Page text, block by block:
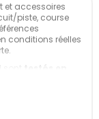
et accessoires
piste, course
conditions réelles